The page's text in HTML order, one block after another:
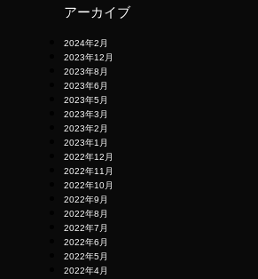
アーカイブ
2024年2月
2023年12月
2023年8月
2023年6月
2023年5月
2023年3月
2023年2月
2023年1月
2022年12月
2022年11月
2022年10月
2022年9月
2022年8月
2022年7月
2022年6月
2022年5月
2022年4月